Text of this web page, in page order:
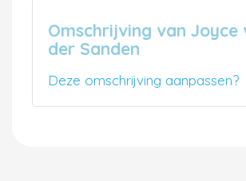
Omschrijving van Joyce
der Sanden
Deze omschrijving aanpassen?